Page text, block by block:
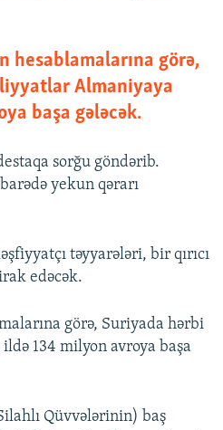
hesablamalarına görə,
Almaniyaya
başa gələcək.
sorğu göndərib.
yekun qərarı
təyyarələri, bir qırıcı
edəcək.
görə, Suriyada hərbi
134 milyon avroya başa
Qüvvələrinin) baş